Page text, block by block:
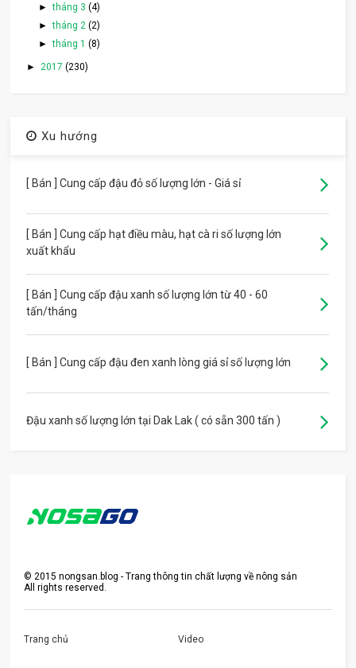
►tháng 3 (4)
►tháng 2 (2)
►tháng 1 (8)
►2017(230)
Xu hướng
[ Bán ] Cung cấp đậu đỏ số lượng lớn - Giá sỉ
[ Bán ] Cung cấp hạt điều màu, hạt cà ri số lượng lớn
xuất khẩu
[ Bán ] Cung cấp đậu xanh số lượng lớn từ 40 - 60
tấn/tháng
[ Bán ] Cung cấp đậu đen xanh lòng giá sỉ số lượng lớn
Đậu xanh số lượng lớn tại Dak Lak ( có sẵn 300 tấn )
© 2015 nongsan.blog - Trang thông tin chất lượng về nông sản
All rights reserved.
Trang chủ Video